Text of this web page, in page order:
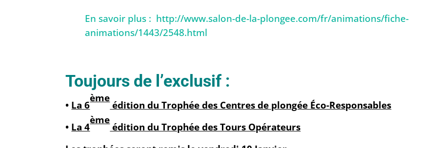
En savoir plus : http://www.salon-de-la-plongee.com/fr/animations/fiche-
animations/1443/2548.html
Toujours de l’exclusif :
• La 6
ème
édition du Trophée des Centres de plongée Éco-Responsables
• La 4
ème
édition du Trophée des Tours Opérateurs